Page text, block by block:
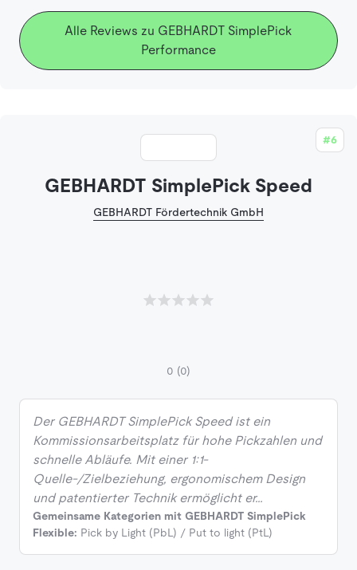
Alle Reviews zu GEBHARDT SimplePick
Performance
#6
GEBHARDT SimplePick Speed
GEBHARDT Fördertechnik GmbH
0 (0)
Der GEBHARDT SimplePick Speed ist ein
Kommissionsarbeitsplatz für hohe Pickzahlen und
schnelle Abläufe. Mit einer 1:1-
Quelle-/Zielbeziehung, ergonomischem Design
und patentierter Technik ermöglicht er…
Gemeinsame Kategorien mit GEBHARDT SimplePick
Flexible: Pick by Light (PbL) / Put to light (PtL)